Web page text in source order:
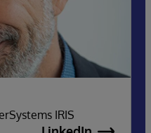
Commercial InterSystems IRIS